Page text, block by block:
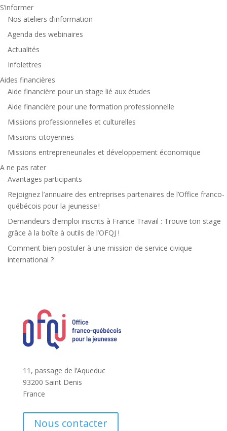
S’informer
Nos ateliers d’information
Agenda des webinaires
Actualités
Infolettres
Aides financières
Aide financière pour un stage lié aux études
Aide financière pour une formation professionnelle
Missions professionnelles et culturelles
Missions citoyennes
Missions entrepreneuriales et développement économique
A ne pas rater
Avantages participants
Rejoignez l’annuaire des entreprises partenaires de l’Office franco-
québécois pour la jeunesse !
Demandeurs d’emploi inscrits à France Travail : Trouve ton stage
grâce à la boîte à outils de l’OFQJ !
Comment bien postuler à une mission de service civique
international ?
11, passage de l’Aqueduc
93200 Saint Denis
France
Nous contacter